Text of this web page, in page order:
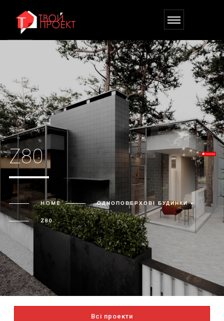
Z80
HOME ОДНОПОВЕРХОВІ БУДИНКИ »
Z80
Всі проекти